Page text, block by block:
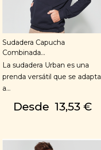
Sudadera Capucha
Combinada...
La sudadera Urban es una
prenda versátil que se adapta
a...
Desde 13,53 €